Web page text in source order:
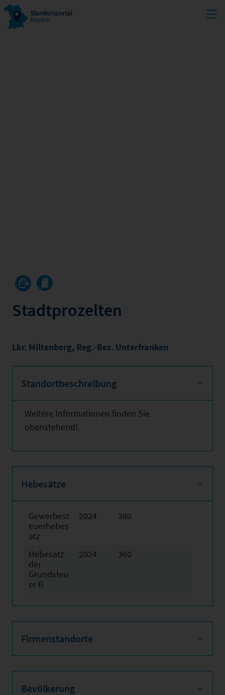
Stadtprozelten
Lkr. Miltenberg, Reg.-Bez. Unterfranken
Standortbeschreibung
Weitere Informationen finden Sie
obenstehend!
Hebesätze
Gewerbest
euerhebes
atz
2024 380
Hebesatz
der
Grundsteu
er B
2024 360
Firmenstandorte
Bevölkerung